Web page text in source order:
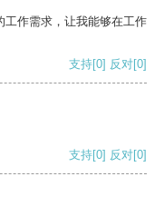
工作需求，让我能够在工作
支持[0] 反对[0]
支持[0] 反对[0]